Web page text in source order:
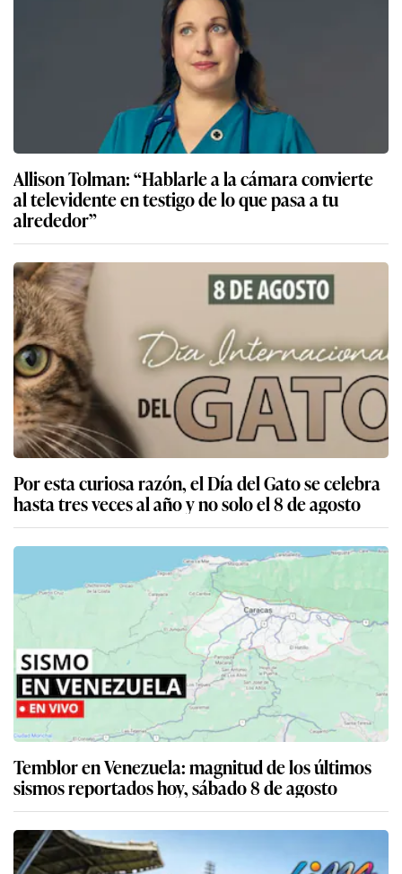
Allison Tolman: “Hablarle a la cámara convierte
al televidente en testigo de lo que pasa a tu
alrededor”
Por esta curiosa razón, el Día del Gato se celebra
hasta tres veces al año y no solo el 8 de agosto
Temblor en Venezuela: magnitud de los últimos
sismos reportados hoy, sábado 8 de agosto